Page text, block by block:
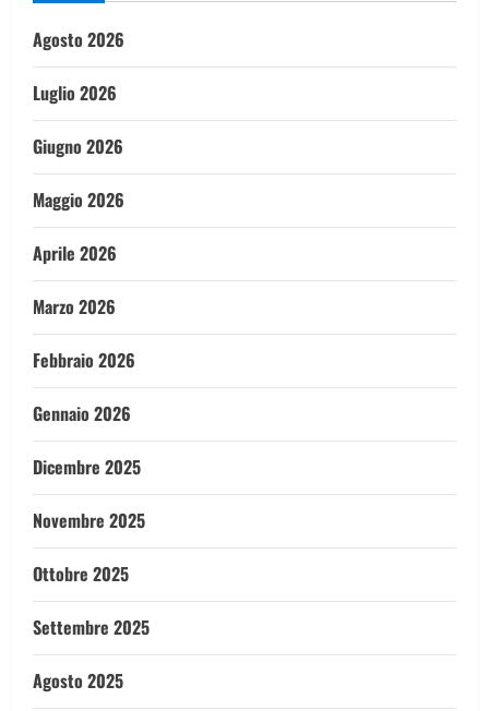
Agosto 2026
Luglio 2026
Giugno 2026
Maggio 2026
Aprile 2026
Marzo 2026
Febbraio 2026
Gennaio 2026
Dicembre 2025
Novembre 2025
Ottobre 2025
Settembre 2025
Agosto 2025